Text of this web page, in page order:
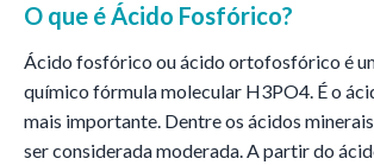
O que éÁcido Fosfórico?
Ácido fosfórico ou ácido ortofosfórico é
químico fórmula molecular H3PO4. É o
mais importante. Dentre os ácidos
ser considerada moderada. A partir do